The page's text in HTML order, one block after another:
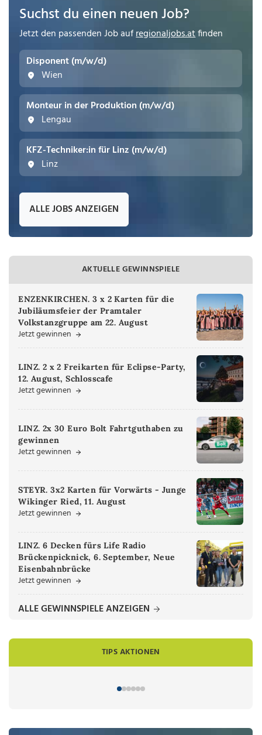
Suchst du einen neuen Job?
Jetzt den passenden Job aufregionaljobs.atfinden
Disponent (m/w/d)
Wien
Monteur in der Produktion (m/w/d)
Lengau
KFZ-Techniker:in für Linz (m/w/d)
Linz
ALLE JOBS ANZEIGEN
AKTUELLE GEWINNSPIELE
ENZENKIRCHEN. 3 x 2 Karten für die
Jubiläumsfeier der Pramtaler
Volkstanzgruppe am 22. August
Jetzt gewinnen
LINZ. 2 x 2 Freikarten für Eclipse-Party,
12. August, Schlosscafe
Jetzt gewinnen
LINZ. 2x 30 Euro Bolt Fahrtguthaben zu
gewinnen
Jetzt gewinnen
STEYR. 3x2 Karten für Vorwärts - Junge
Wikinger Ried, 11. August
Jetzt gewinnen
LINZ. 6 Decken fürs Life Radio
Brückenpicknick, 6. September, Neue
Eisenbahnbrücke
Jetzt gewinnen
ALLE GEWINNSPIELE ANZEIGEN
TIPS AKTIONEN